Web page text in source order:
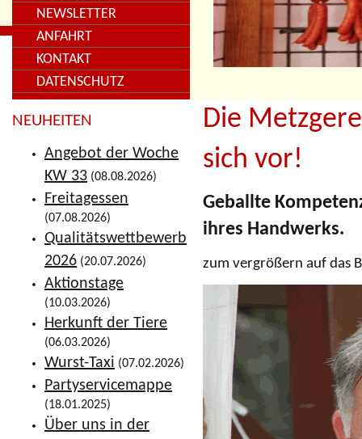
NEWSLETTER
ANFAHRT
KONTAKT
DATENSCHUTZ
NEUHEITEN
Angebot der Woche
KW 33 (08.08.2026)
Freitagessen
(07.08.2026)
Qualitätswettbewerb
2026 (20.07.2026)
Aktionstage
(10.03.2026)
Herkunft der Tiere
(06.03.2026)
Wurst-Taxi (07.02.2026)
Partyservicemappe
(18.01.2025)
Über uns in der
Die
sich vor!
Geballte
ihres Handwerks.
zum vergrößern auf das